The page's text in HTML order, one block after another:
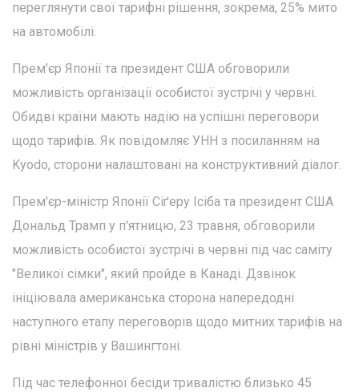
переглянути свої тарифні рішення, зокрема, 25% мито
на автомобілі.
Прем'єр Японії та президент США обговорили
можливість організації особистої зустрічі у червні.
Обидві країни мають надію на успішні переговори
щодо тарифів. Як повідомляє УНН з посиланням на
Kyodo, сторони налаштовані на конструктивний діалог.
Прем'єр-міністр Японії Сіґеру Ісіба та президент США
Дональд Трамп у п'ятницю, 23 травня, обговорили
можливість особистої зустрічі в червні під час саміту
"Великої сімки", який пройде в Канаді. Дзвінок
ініціювала американська сторона напередодні
наступного етапу переговорів щодо митних тарифів на
рівні міністрів у Вашингтоні.
Під час телефонної бесіди тривалістю близько 45